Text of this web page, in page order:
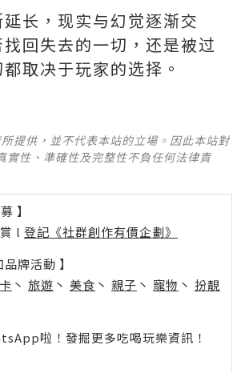
长，现实与幻觉逐渐交
回失去的一切，还是被过
取决于玩家的选择。
提供，並不代表本站的立場。因此本站對
實性、準確性及完整性不負任何法律責
】
l 登記《社群創作有價企劃》
牌活動 】
丶 旅遊 丶 美食 丶 親子 丶 寵物 丶 扮靚
啦！發掘更多吃喝玩樂資訊！